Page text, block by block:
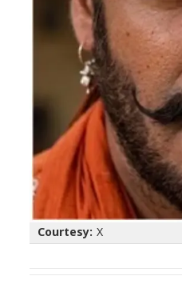
Courtesy: X